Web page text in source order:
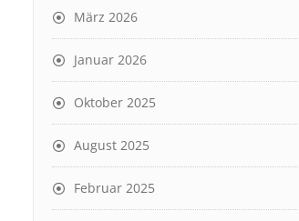
März 2026
Januar 2026
Oktober 2025
August 2025
Februar 2025